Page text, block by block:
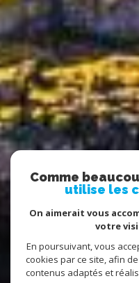
Comme
utilise les
On aimerait vous
votre
En poursuivant, vous
cookies par ce site, afin
contenus adaptés et